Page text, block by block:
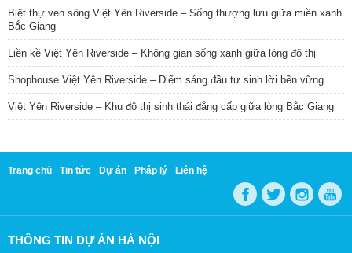
Biệt thự ven sông Việt Yên Riverside – Sống thượng lưu giữa miền xanh
Bắc Giang
Liền kề Việt Yên Riverside – Không gian sống xanh giữa lòng đô thị
Shophouse Việt Yên Riverside – Điểm sáng đầu tư sinh lời bền vững
Việt Yên Riverside – Khu đô thị sinh thái đẳng cấp giữa lòng Bắc Giang
Trang chủ Tin tức Dự án Pháp lý Liên hệ
THÔNG TIN DỰ ÁN HÀ NỘI